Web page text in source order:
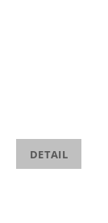
DETAIL